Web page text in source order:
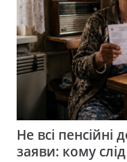
Не всі
заяви: кому